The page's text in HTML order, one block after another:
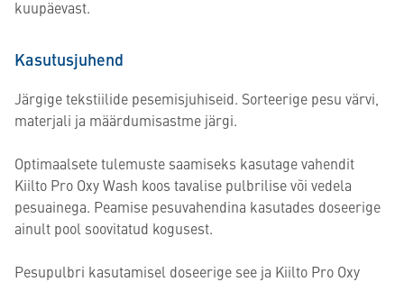
kuupäevast.
Kasutusjuhend
Järgige tekstiilide pesemisjuhiseid. Sorteerige pesu värvi,
materjali ja määrdumisastme järgi.
Optimaalsete tulemuste saamiseks kasutage vahendit
Kiilto Pro Oxy Wash koos tavalise pulbrilise või vedela
pesuainega. Peamise pesuvahendina kasutades doseerige
ainult pool soovitatud kogusest.
Pesupulbri kasutamisel doseerige see ja Kiilto Pro Oxy